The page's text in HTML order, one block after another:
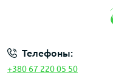
Телефоны:
+380 67 220 05 50